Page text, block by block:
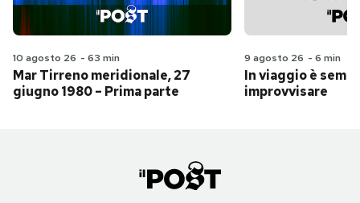
10 agosto 26 - 63 min
Mar Tirreno meridionale, 27
giugno 1980 – Prima parte
9 agosto 26 - 6 min
In viaggio è
improvvisare